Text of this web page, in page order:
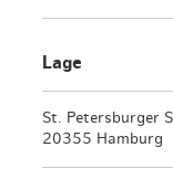
Sonntage
Schuhe,
Originale
Restaurants
&
günstig
Lage
St. Petersburger
20355 Hamburg